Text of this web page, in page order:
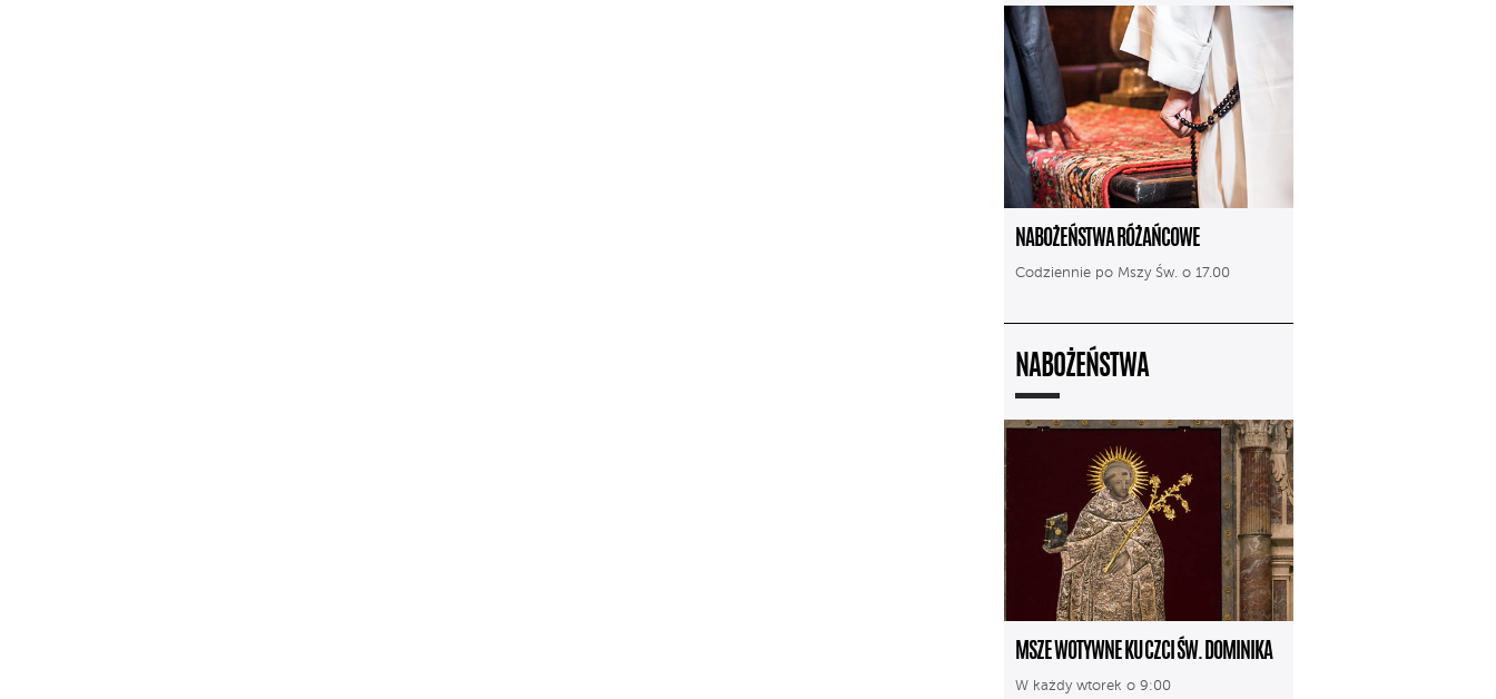
NABOŻEŃSTWA RÓŻAŃCOWE
Codziennie po Mszy Św. o 17.00
NABOŻEŃSTWA
MSZE WOTYWNE KU CZCI ŚW. DOMINIKA
W każdy wtorek o 9:00